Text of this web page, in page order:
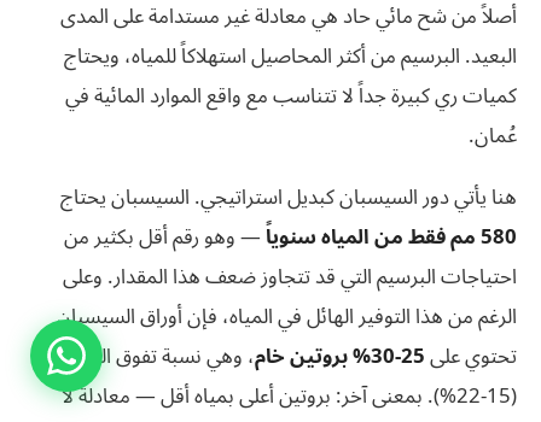
أصلاً من شح مائي حاد هي معادلة غير مستدامة على المدى
البعيد. البرسيم من أكثر المحاصيل استهلاكاً للمياه، ويحتاج
كميات ري كبيرة جداً لا تتناسب مع واقع الموارد المائية في
عُمان.
هنا يأتي دور السيسبان كبديل استراتيجي. السيسبان يحتاج
580 مم فقط من المياه سنوياً
— وهو رقم أقل بكثير من
احتياجات البرسيم التي قد تتجاوز ضعف هذا المقدار. وعلى
الرغم من هذا التوفير الهائل في المياه، فإن أوراق السيسبان
تحتوي على 25-30% بروتين خام
، وهي نسبة تفوق البرسيم
(15-22%). بمعنى آخر: بروتين أعلى بمياه أقل — معادلة لا